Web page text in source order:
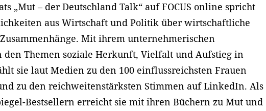
„Mut – der Deutschland Talk“ auf FOCUS online spricht
aus Wirtschaft und Politik über wirtschaftliche
Mit ihrem unternehmerischen
den Themen soziale Herkunft, Vielfalt und Aufstieg in
sie laut Medien zu den 100 einflussreichsten Frauen
zu den reichweitenstärksten Stimmen auf LinkedIn. Als
Bestsellern erreicht sie mit ihren Büchern zu Mut und